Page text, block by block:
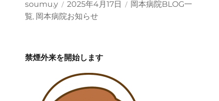
投
稿
soumu.y
投
稿
日:
2025年4月17日
カ
岡本病院BLOG一
覧, 岡本病院お知らせ
禁煙外来を開始します